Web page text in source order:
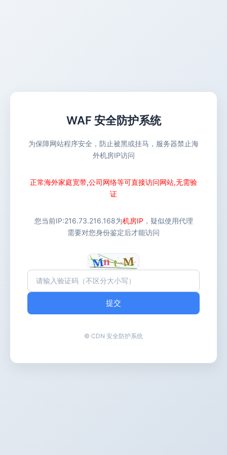
WAF 安全防护系统
为保障网站程序安全，防止被黑或挂马，服务器禁止海
外机房IP访问
正常海外家庭宽带,公司网络等可直接访问网站,无需验
证
您当前IP:216.73.216.168为机房IP ，疑似使用代理
需要对您身份鉴定后才能访问
提交
© CDN 安全防护系统